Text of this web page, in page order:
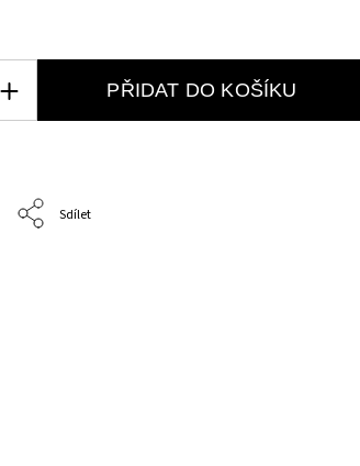
PŘIDAT DO KOŠÍKU
Sdílet